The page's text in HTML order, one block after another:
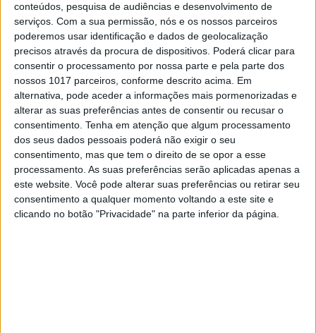
conteúdos, pesquisa de audiências e desenvolvimento de
serviços. Com a sua permissão, nós e os nossos parceiros
poderemos usar identificação e dados de geolocalização
precisos através da procura de dispositivos. Poderá clicar para
consentir o processamento por nossa parte e pela parte dos
nossos 1017 parceiros, conforme descrito acima. Em
alternativa, pode aceder a informações mais pormenorizadas e
alterar as suas preferências antes de consentir ou recusar o
consentimento. Tenha em atenção que algum processamento
dos seus dados pessoais poderá não exigir o seu
consentimento, mas que tem o direito de se opor a esse
processamento. As suas preferências serão aplicadas apenas a
este website. Você pode alterar suas preferências ou retirar seu
consentimento a qualquer momento voltando a este site e
clicando no botão "Privacidade" na parte inferior da página.
Naomi Watts confessa ter ficado em
perimenopausa aos 36 anos, quando tentava
engravidar
A atriz falou sobre a sua experiência, reconhecendo que foi um
período em que se sentiu muito sozinha.
Michelle Obama e a sua experiência com a menopausa